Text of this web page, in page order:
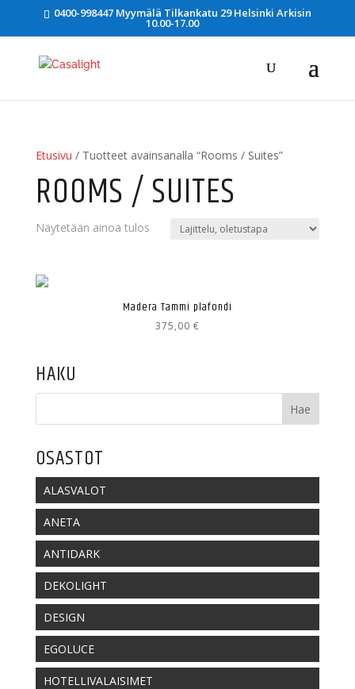
0400-998447 Myymälä Tilkankatu 29 Helsinki Arkisin
10.00-17.00
Etusivu / Tuotteet avainsanalla “Rooms / Suites”
ROOMS / SUITES
Näytetään ainoa tulos
Madera Tammi plafondi
375,00 €
HAKU
OSASTOT
ALASVALOT
ANETA
ANTIDARK
DEKOLIGHT
DESIGN
EGOLUCE
HOTELLIVALAISIMET